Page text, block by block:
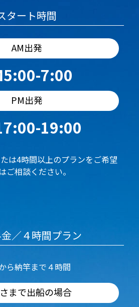
タート時間
AM出発
7:00
PM出発
19:00
は4時間以上のプランをご希望
ご相談ください。
／４時間プラン
ら納竿まで４時間
まで出船の場合